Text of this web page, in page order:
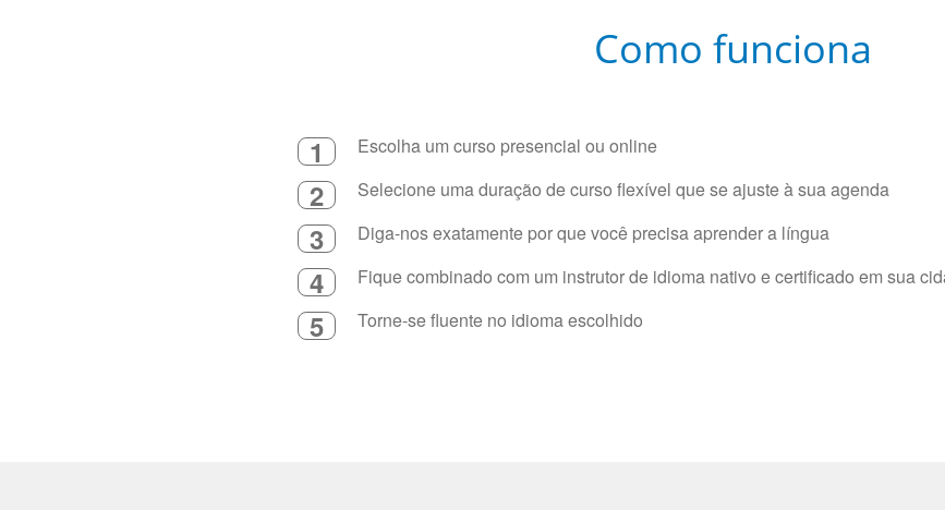
Como funciona
1 Escolha um curso presencial ou online
2 Selecione uma duração de curso flexível que se ajuste à sua agenda
3 Diga-nos exatamente por que você precisa aprender a língua
4 Fique combinado com um instrutor de idioma nativo e certificado em sua
5 Torne-se fluente no idioma escolhido